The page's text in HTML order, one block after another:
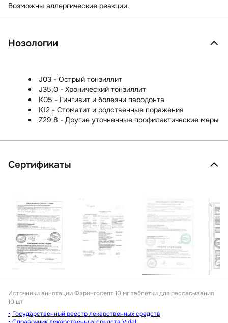
Возможны аллергические реакции.
Нозологии
J03 - Острый тонзиллит
J35.0 - Хронический тонзиллит
K05 - Гингивит и болезни пародонта
K12 - Стоматит и родственные поражения
Z29.8 - Другие уточненные профилактические меры
Сертификаты
Источники аннотацииФарингосепт 10 мг таблетки для рассасывания
10 шт
Государственный реестр лекарственных средств